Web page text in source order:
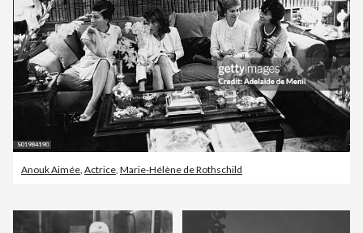
Anouk Aimée, Actrice, Marie-Hélène de Rothschild